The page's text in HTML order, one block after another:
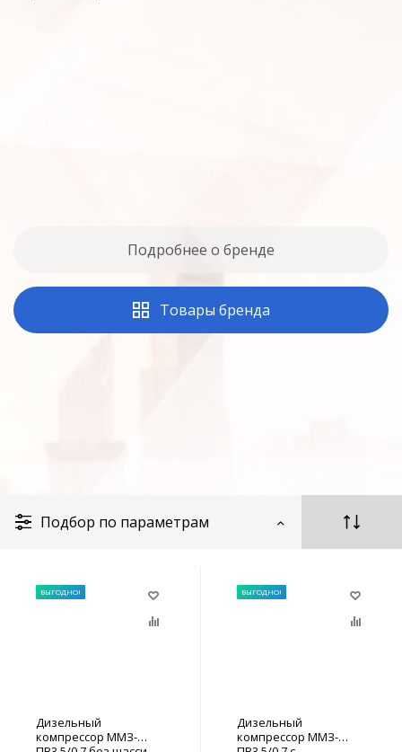
Подробнее о бренде
Товары бренда
Подбор по параметрам
ВЫГОДНО!
Дизельный
компрессор ММЗ-
ВЫГОДНО!
Дизельный
компрессор ММЗ-